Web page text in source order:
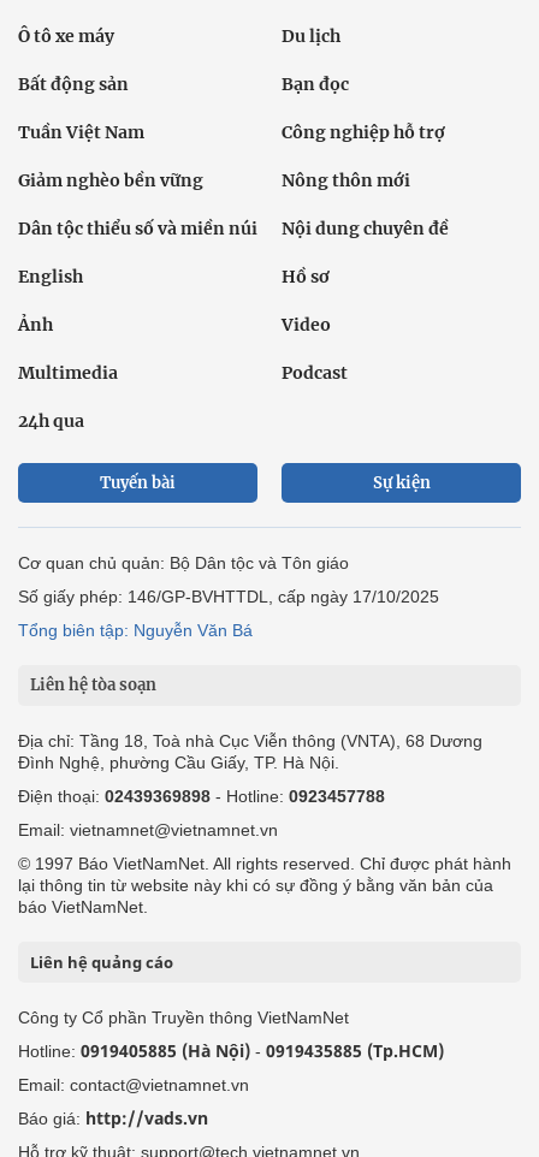
Ô tô xe máy Du lịch
Bất động sản Bạn đọc
Tuần Việt Nam Công nghiệp hỗ trợ
Giảm nghèo bền vững Nông thôn mới
Dân tộc thiểu số và miền núi Nội dung chuyên đề
English Hồ sơ
Ảnh Video
Multimedia Podcast
24h qua
Tuyến bài Sự kiện
Cơ quan chủ quản: Bộ Dân tộc và Tôn giáo
Số giấy phép: 146/GP-BVHTTDL, cấp ngày 17/10/2025
Tổng biên tập: Nguyễn Văn Bá
Liên hệ tòa soạn
Địa chỉ: Tầng 18, Toà nhà Cục Viễn thông (VNTA), 68 Dương
Đình Nghệ, phường Cầu Giấy, TP. Hà Nội.
Điện thoại: 02439369898 - Hotline: 0923457788
Email: vietnamnet@vietnamnet.vn
© 1997 Báo VietNamNet. All rights reserved. Chỉ được phát hành
lại thông tin từ website này khi có sự đồng ý bằng văn bản của
báo VietNamNet.
Liên hệ quảng cáo
Công ty Cổ phần Truyền thông VietNamNet
Hotline: 0919405885 (Hà Nội) - 0919435885 (Tp.HCM)
Email: contact@vietnamnet.vn
Báo giá: http://vads.vn
Hỗ trợ kỹ thuật: support@tech.vietnamnet.vn